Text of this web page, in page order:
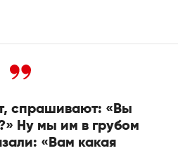
спрашивают: «Вы
Ну мы им в грубом
«Вам какая